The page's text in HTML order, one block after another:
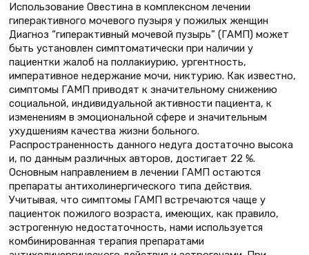
Использование Овестина в комплексном лечении
гиперактивного мочевого пузыря у пожилых женщин
Диагноз “гиперактивный мочевой пузырь” (ГАМП) может
быть установлен симптоматически при наличии у
пациентки жалоб на поллакиурию, ургентность,
императивное недержание мочи, никтурию. Как известно,
симптомы ГАМП приводят к значительному снижению
социальной, индивидуальной активности пациента, к
изменениям в эмоциональной сфере и значительным
ухудшениям качества жизни больного.
Распространенность данного недуга достаточно высока
и, по данным различных авторов, достигает 22 %.
Основным направлением в лечении ГАМП остаются
препараты антихолинергического типа действия.
Учитывая, что симптомы ГАМП встречаются чаще у
пациенток пожилого возраста, имеющих, как правило,
эстрогенную недостаточность, нами используется
комбинированная терапия препаратами